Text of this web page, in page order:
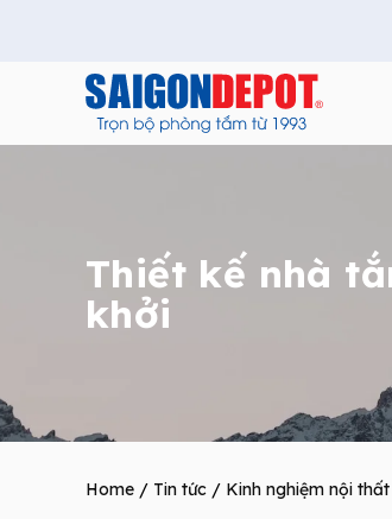
Thiết kế nhà
khởi
Home / Tin tức / Kinh nghiệm nội thất